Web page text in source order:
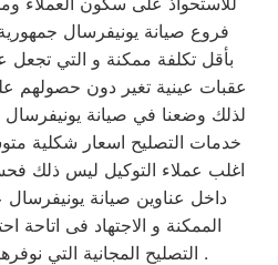
فروع صيانة يونيفرسال
بأقل تكلفة ممكنة و التي تجعل
عقبات عينية تغير دون
لذلك وضعنا في صيانة يونيفرسال
خدمات التصليح اسعار شكلية
اغلب عملاء التوكيل ليس ذلك
داخل عناوين صيانة
الممكنة و الاجتهاد فى اتاحة
التصليح المجانية التي نوفرها ضمن الحملات الدورية .